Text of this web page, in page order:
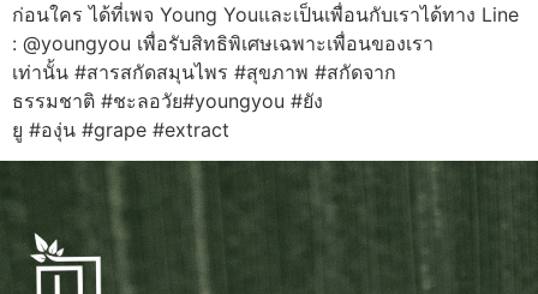
ก่อนใคร ได้ที่เพจ Young Youและเป็นเพื่อนกับเราได้ทาง Line
: @youngyou เพื่อรับสิทธิพิเศษเฉพาะเพื่อนของเรา
เท่านั้น #สารสกัดสมุนไพร #สุขภาพ #สกัดจาก
ธรรมชาติ #ชะลอวัย#youngyou #ยัง
ยู #องุ่น #grape #extract